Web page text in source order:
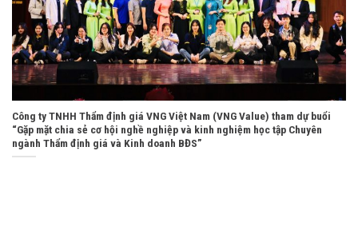
Công ty TNHH Thẩm định giá VNG Việt Nam (VNG Value) tham dự buổi
“Gặp mặt chia sẻ cơ hội nghề nghiệp và kinh nghiệm học tập Chuyên
ngành Thẩm định giá và Kinh doanh BĐS”